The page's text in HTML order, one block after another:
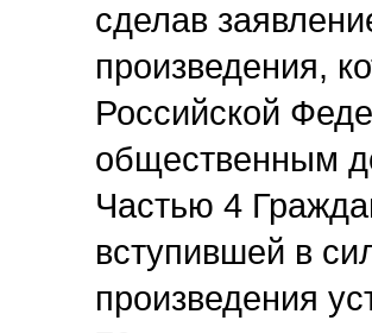
сделав
произведения,
Российской
общественным
Частью 4
вступившей в
произведения